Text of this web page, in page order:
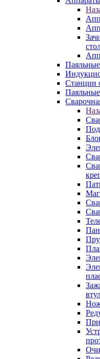
Станции